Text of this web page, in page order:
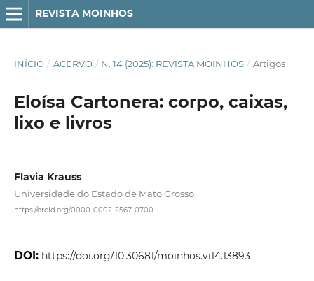
REVISTA MOINHOS
INÍCIO / ACERVO / N. 14 (2025): REVISTA MOINHOS / Artigos
Eloísa Cartonera: corpo, caixas,
lixo e livros
Flavia Krauss
Universidade do Estado de Mato Grosso
https://orcid.org/0000-0002-2567-0700
DOI: https://doi.org/10.30681/moinhos.vi14.13893